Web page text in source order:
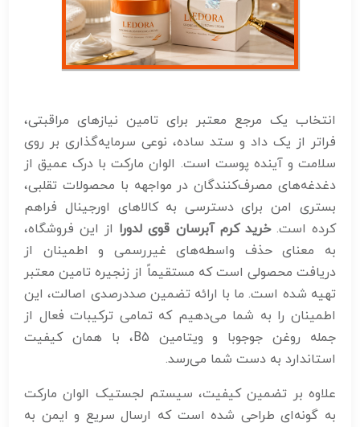
انتخاب یک مرجع معتبر برای تامین نیازهای مراقبتی،
فراتر از یک داد و ستد ساده، نوعی سرمایه‌گذاری بر روی
سلامت و آینده پوست است. الوان مارکت با درک عمیق از
دغدغه‌های مصرف‌کنندگان در مواجهه با محصولات تقلبی،
بستری امن برای دسترسی به کالاهای اورجینال فراهم
کرده است.خرید کرم آبرسان قوی لدورا از این فروشگاه،
به معنای حذف واسطه‌های غیررسمی و اطمینان از
دریافت محصولی است که مستقیماً از زنجیره تامین معتبر
تهیه شده است. ما با ارائه تضمین صددرصدی اصالت، این
اطمینان را به شما می‌دهیم که تمامی ترکیبات فعال از
جمله روغن جوجوبا و ویتامین B5، با همان کیفیت
استاندارد به دست شما می‌رسد.
علاوه بر تضمین کیفیت، سیستم لجستیک الوان مارکت
به گونه‌ای طراحی شده است که ارسال سریع و ایمن به